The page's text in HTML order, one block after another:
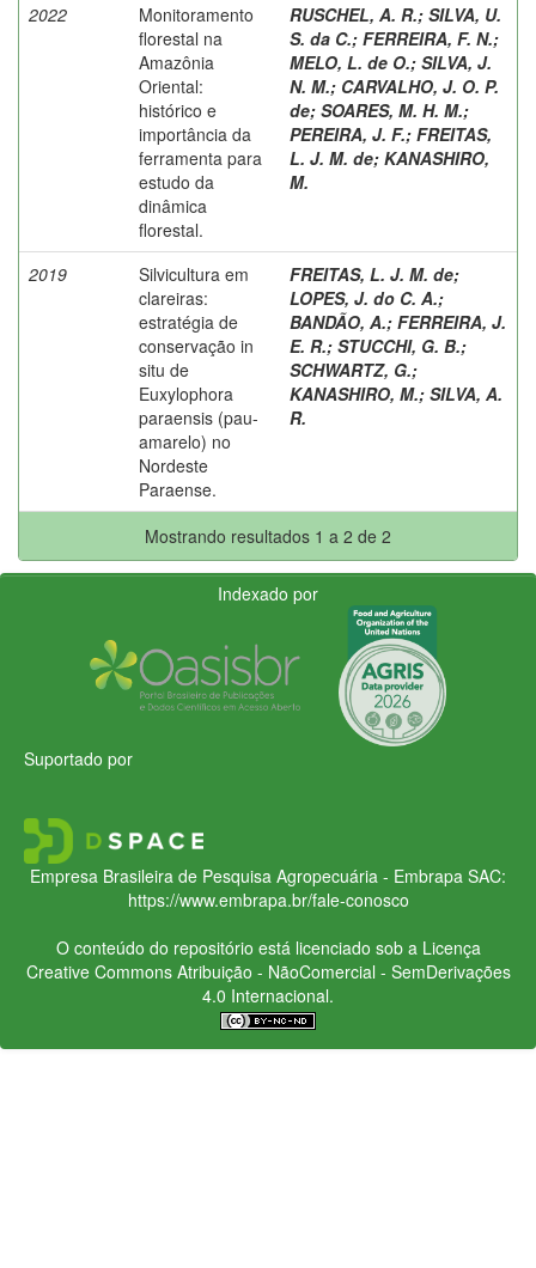
2022
Monitoramento
florestal na
Amazônia
Oriental:
histórico e
importância da
ferramenta para
estudo da
dinâmica
florestal.
RUSCHEL, A. R.; SILVA, U.
S. da C.; FERREIRA, F. N.;
MELO, L. de O.; SILVA, J.
N. M.; CARVALHO, J. O. P.
de; SOARES, M. H. M.;
PEREIRA, J. F.; FREITAS,
L. J. M. de; KANASHIRO,
M.
2019
Silvicultura em
clareiras:
estratégia de
conservação in
situ de
Euxylophora
paraensis (pau-
amarelo) no
Nordeste
Paraense.
FREITAS, L. J. M. de;
LOPES, J. do C. A.;
BANDÃO, A.; FERREIRA, J.
E. R.; STUCCHI, G. B.;
SCHWARTZ, G.;
KANASHIRO, M.; SILVA, A.
R.
Mostrando resultados 1 a 2 de 2
Indexado por
Suportado por
Empresa Brasileira de Pesquisa Agropecuária - Embrapa SAC:
https://www.embrapa.br/fale-conosco
O conteúdo do repositório está licenciado sob a Licença
Creative CommonsAtribuição - NãoComercial - SemDerivações
4.0 Internacional.